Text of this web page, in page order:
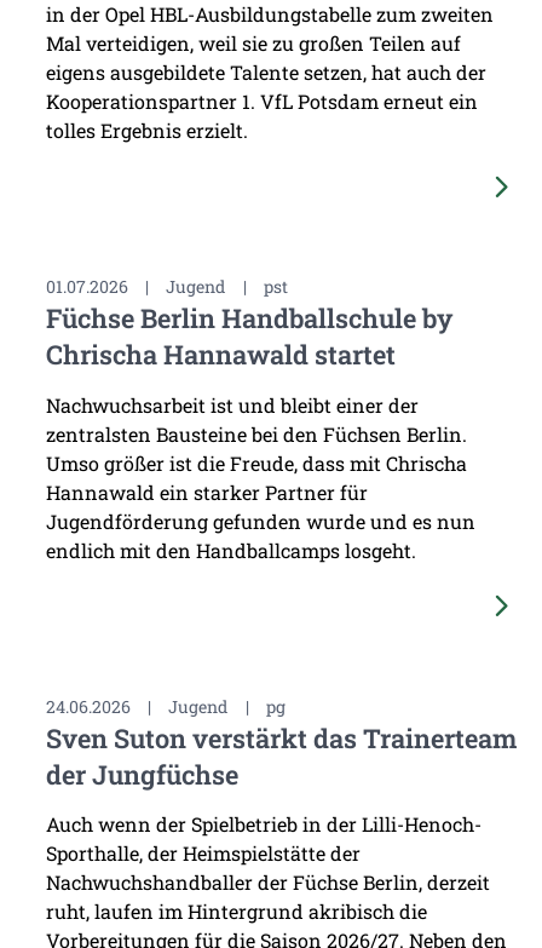
in der Opel HBL-Ausbildungstabelle zum zweiten
Mal verteidigen, weil sie zu großen Teilen auf
eigens ausgebildete Talente setzen, hat auch der
Kooperationspartner 1. VfL Potsdam erneut ein
tolles Ergebnis erzielt.
01.07.2026 | Jugend | pst
Füchse Berlin Handballschule by
Chrischa Hannawald startet
Nachwuchsarbeit ist und bleibt einer der
zentralsten Bausteine bei den Füchsen Berlin.
Umso größer ist die Freude, dass mit Chrischa
Hannawald ein starker Partner für
Jugendförderung gefunden wurde und es nun
endlich mit den Handballcamps losgeht.
24.06.2026 | Jugend | pg
Sven Suton verstärkt das Trainerteam
der Jungfüchse
Auch wenn der Spielbetrieb in der Lilli-Henoch-
Sporthalle, der Heimspielstätte der
Nachwuchshandballer der Füchse Berlin, derzeit
ruht, laufen im Hintergrund akribisch die
Vorbereitungen für die Saison 2026/27. Neben den